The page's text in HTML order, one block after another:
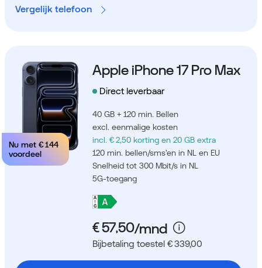
Vergelijk telefoon
Nu met € 144
voordeel
Apple iPhone 17 Pro Max
Direct leverbaar
40 GB + 120 min. Bellen
excl. eenmalige kosten
incl. € 2,50 korting en 20 GB extra
120 min. bellen/sms'en in NL en EU
Snelheid tot 300 Mbit/s in NL
5G-toegang
Bijbetaling toestel € 339,00